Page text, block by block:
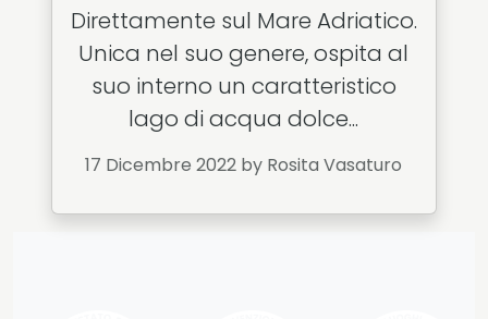
Direttamente sul Mare Adriatico.
Unica nel suo genere, ospita al
suo interno un caratteristico
lago di acqua dolce...
17 Dicembre 2022 by Rosita Vasaturo